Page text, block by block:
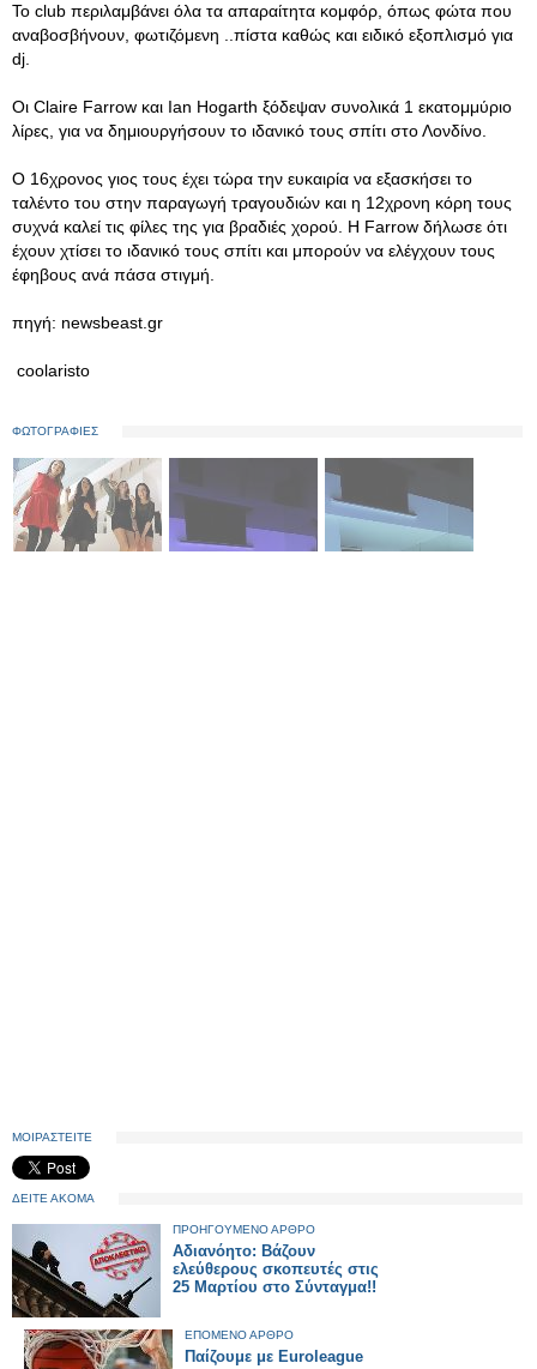
Το club περιλαμβάνει όλα τα απαραίτητα κομφόρ, όπως φώτα που
αναβοσβήνουν, φωτιζόμενη ..πίστα καθώς και ειδικό εξοπλισμό για
dj.
Οι Claire Farrow και Ian Hogarth ξόδεψαν συνολικά 1 εκατομμύριο
λίρες, για να δημιουργήσουν το ιδανικό τους σπίτι στο Λονδίνο.
Ο 16χρονος γιος τους έχει τώρα την ευκαιρία να εξασκήσει το
ταλέντο του στην παραγωγή τραγουδιών και η 12χρονη κόρη τους
συχνά καλεί τις φίλες της για βραδιές χορού. Η Farrow δήλωσε ότι
έχουν χτίσει το ιδανικό τους σπίτι και μπορούν να ελέγχουν τους
έφηβους ανά πάσα στιγμή.
πηγή: newsbeast.gr
coolaristo
ΦΩΤΟΓΡΑΦΙΕΣ
ΜΟΙΡΑΣΤΕΙΤΕ
ΔΕΙΤΕ ΑΚΟΜΑ
ΠΡΟΗΓΟΥΜΕΝΟ ΑΡΘΡΟ
Αδιανόητο: Βάζουν
ελεύθερους σκοπευτές στις
25 Μαρτίου στο Σύνταγμα!!
ΕΠΟΜΕΝΟ ΑΡΘΡΟ
Παίζουμε με Euroleague